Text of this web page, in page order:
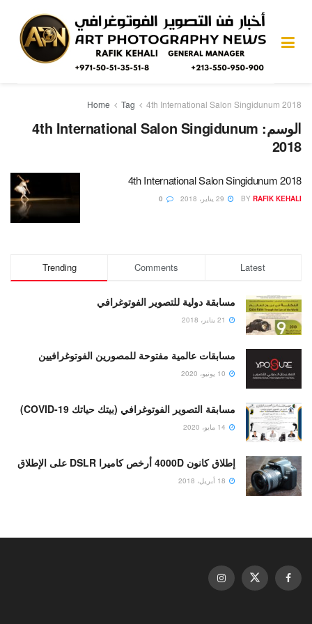
Home Tag 4th International Salon Singidunum 2018
الوسم: 4th International Salon Singidunum
2018
4th International Salon Singidunum 2018
BY RAFIK KEHALI
Trending Comments Latest
مسابقة دولية للتصوير الفوتوغرافي
مسابقات عالمية مفتوحة للمصورين الفوتوغرافيين
مسابقة التصوير الفوتوغرافي (بيتك حياتك COVID-19)
إطلاق كانون 4000D أرخص كاميرا DSLR على الإطلاق